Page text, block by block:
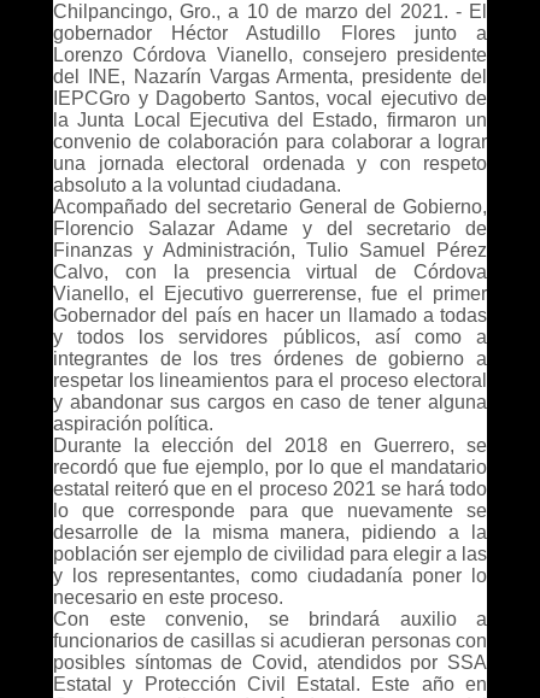
Chilpancingo, Gro., a 10 de marzo del 2021. - El
gobernador Héctor Astudillo Flores junto a
Lorenzo Córdova Vianello, consejero presidente
del INE, Nazarín Vargas Armenta, presidente del
IEPCGro y Dagoberto Santos, vocal ejecutivo de
la Junta Local Ejecutiva del Estado, firmaron un
convenio de colaboración para colaborar a lograr
una jornada electoral ordenada y con respeto
absoluto a la voluntad ciudadana.
Acompañado del secretario General de Gobierno,
Florencio Salazar Adame y del secretario de
Finanzas y Administración, Tulio Samuel Pérez
Calvo, con la presencia virtual de Córdova
Vianello, el Ejecutivo guerrerense, fue el primer
Gobernador del país en hacer un llamado a todas
y todos los servidores públicos, así como a
integrantes de los tres órdenes de gobierno a
respetar los lineamientos para el proceso electoral
y abandonar sus cargos en caso de tener alguna
aspiración política.
Durante la elección del 2018 en Guerrero, se
recordó que fue ejemplo, por lo que el mandatario
estatal reiteró que en el proceso 2021 se hará todo
lo que corresponde para que nuevamente se
desarrolle de la misma manera, pidiendo a la
población ser ejemplo de civilidad para elegir a las
y los representantes, como ciudadanía poner lo
necesario en este proceso.
Con este convenio, se brindará auxilio a
funcionarios de casillas si acudieran personas con
posibles síntomas de Covid, atendidos por SSA
Estatal y Protección Civil Estatal. Este año en